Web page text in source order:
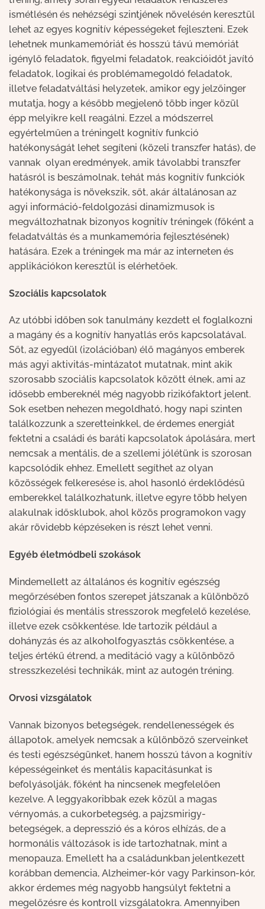
ismétlésén és nehézségi szintjének növelésén keresztül
lehet az egyes kognitív képességeket fejleszteni. Ezek
lehetnek munkamemóriát és hosszú távú memóriát
igénylő feladatok, figyelmi feladatok, reakcióidőt javító
feladatok, logikai és problémamegoldó feladatok,
illetve feladatváltási helyzetek, amikor egy jelzőinger
mutatja, hogy a később megjelenő több inger közül
épp melyikre kell reagálni. Ezzel a módszerrel
egyértelműen a tréningelt kognitív funkció
hatékonyságát lehet segíteni (közeli transzfer hatás), de
vannak olyan eredmények, amik távolabbi transzfer
hatásról is beszámolnak, tehát más kognitív funkciók
hatékonysága is növekszik, sőt, akár általánosan az
agyi információ-feldolgozási dinamizmusok is
megváltozhatnak bizonyos kognitív tréningek (főként a
feladatváltás és a munkamemória fejlesztésének)
hatására. Ezek a tréningek ma már az interneten és
applikációkon keresztül is elérhetőek.
Szociális kapcsolatok
Az utóbbi időben sok tanulmány kezdett el foglalkozni
a magány és a kognitív hanyatlás erős kapcsolatával.
Sőt, az egyedül (izolációban) élő magányos emberek
más agyi aktivitás-mintázatot mutatnak, mint akik
szorosabb szociális kapcsolatok között élnek, ami az
idősebb embereknél még nagyobb rizikófaktort jelent.
Sok esetben nehezen megoldható, hogy napi szinten
találkozzunk a szeretteinkkel, de érdemes energiát
fektetni a családi és baráti kapcsolatok ápolására, mert
nemcsak a mentális, de a szellemi jólétünk is szorosan
kapcsolódik ehhez. Emellett segíthet az olyan
közösségek felkeresése is, ahol hasonló érdeklődésű
emberekkel találkozhatunk, illetve egyre több helyen
alakulnak idősklubok, ahol közös programokon vagy
akár rövidebb képzéseken is részt lehet venni.
Egyéb életmódbeli szokások
Mindemellett az általános és kognitív egészség
megőrzésében fontos szerepet játszanak a különböző
fiziológiai és mentális stresszorok megfelelő kezelése,
illetve ezek csökkentése. Ide tartozik például a
dohányzás és az alkoholfogyasztás csökkentése, a
teljes értékű étrend, a meditáció vagy a különböző
stresszkezelési technikák, mint az autogén tréning.
Orvosi vizsgálatok
Vannak bizonyos betegségek, rendellenességek és
állapotok, amelyek nemcsak a különböző szerveinket
és testi egészségünket, hanem hosszú távon a kognitív
képességeinket és mentális kapacitásunkat is
befolyásolják, főként ha nincsenek megfelelően
kezelve. A leggyakoribbak ezek közül a magas
vérnyomás, a cukorbetegség, a pajzsmirigy-
betegségek, a depresszió és a kóros elhízás, de a
hormonális változások is ide tartozhatnak, mint a
menopauza. Emellett ha a családunkban jelentkezett
korábban demencia, Alzheimer-kór vagy Parkinson-kór,
akkor érdemes még nagyobb hangsúlyt fektetni a
megelőzésre és kontroll vizsgálatokra. Amennyiben